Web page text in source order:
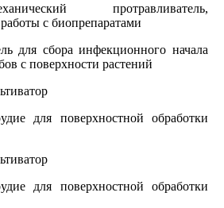
протравливатель,
с биопрепаратами
для сбора инфекционного начала
с поверхности растений
для поверхностной обработки
для поверхностной обработки